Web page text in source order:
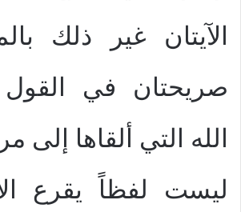
الآيتان غير ذلك
صريحتان في
الله التي ألقاها إلى
ليست لفظاً يقرع